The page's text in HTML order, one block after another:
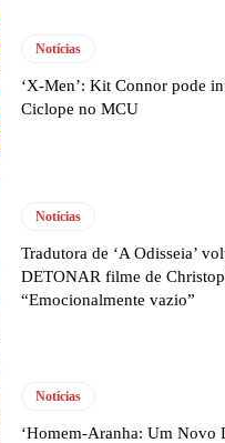
Notícias
‘X-Men’: Kit Connor pode
Ciclope no MCU
Notícias
Tradutora de ‘A Odisseia’
DETONAR filme de
“Emocionalmente vazio”
Notícias
‘Homem-Aranha: Um Novo